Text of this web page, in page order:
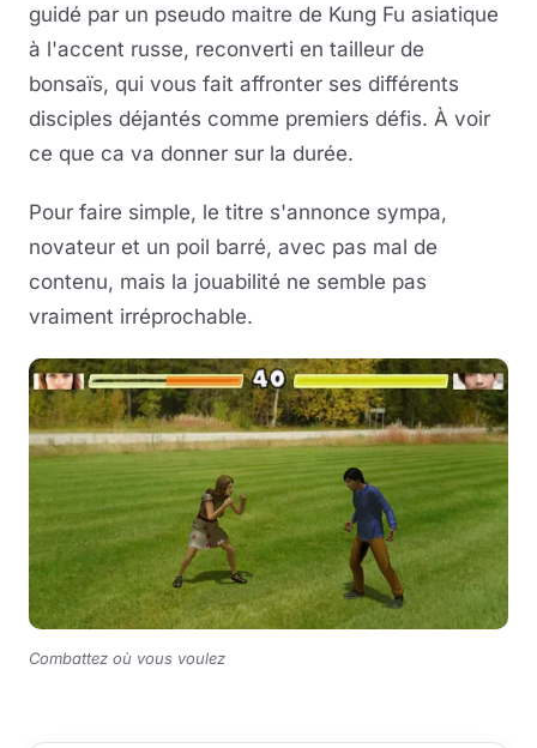
guidé par un pseudo maitre de Kung Fu asiatique
à l'accent russe, reconverti en tailleur de
bonsaïs, qui vous fait affronter ses différents
disciples déjantés comme premiers défis. À voir
ce que ca va donner sur la durée.
Pour faire simple, le titre s'annonce sympa,
novateur et un poil barré, avec pas mal de
contenu, mais la jouabilité ne semble pas
vraiment irréprochable.
Combattez où vous voulez